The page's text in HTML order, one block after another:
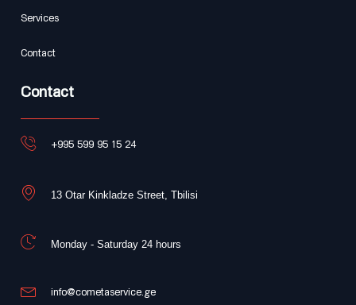
Services
Contact
Contact
+995 599 95 15 24
13 Otar Kinkladze Street, Tbilisi
Monday - Saturday 24 hours
info@cometaservice.ge